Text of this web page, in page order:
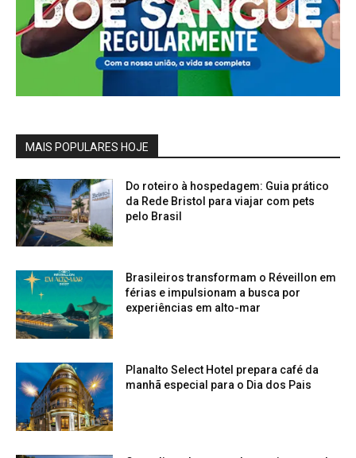
MAIS POPULARES HOJE
Do roteiro à hospedagem: Guia prático
da Rede Bristol para viajar com pets
pelo Brasil
Brasileiros transformam o Réveillon em
férias e impulsionam a busca por
experiências em alto-mar
Planalto Select Hotel prepara café da
manhã especial para o Dia dos Pais